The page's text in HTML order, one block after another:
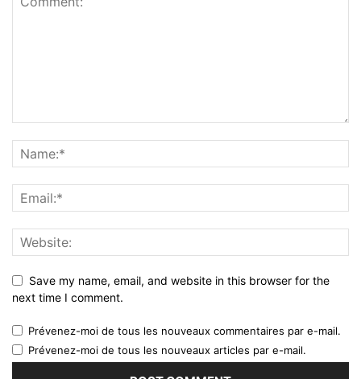
Save my name, email, and website in this browser for the
next time I comment.
Prévenez-moi de tous les nouveaux commentaires par e-mail.
Prévenez-moi de tous les nouveaux articles par e-mail.